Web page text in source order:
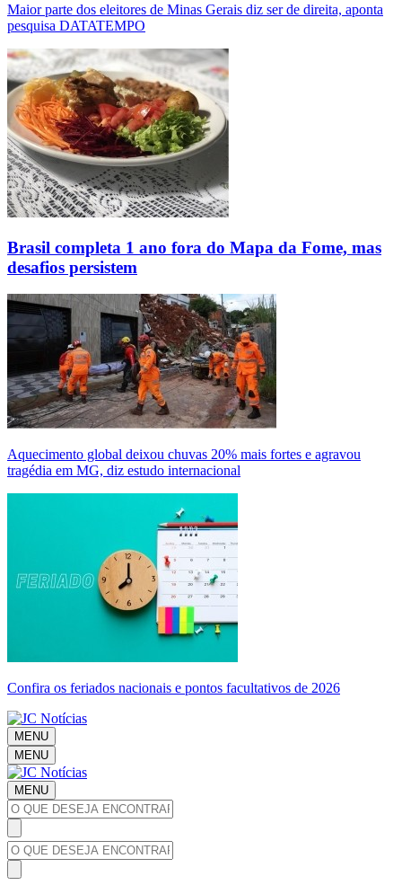
Maior parte dos eleitores de Minas Gerais diz ser de direita, aponta
pesquisa DATATEMPO
Brasil completa 1 ano fora do Mapa da Fome, mas
desafios persistem
Aquecimento global deixou chuvas 20% mais fortes e agravou
tragédia em MG, diz estudo internacional
Confira os feriados nacionais e pontos facultativos de 2026
MENU
MENU
MENU